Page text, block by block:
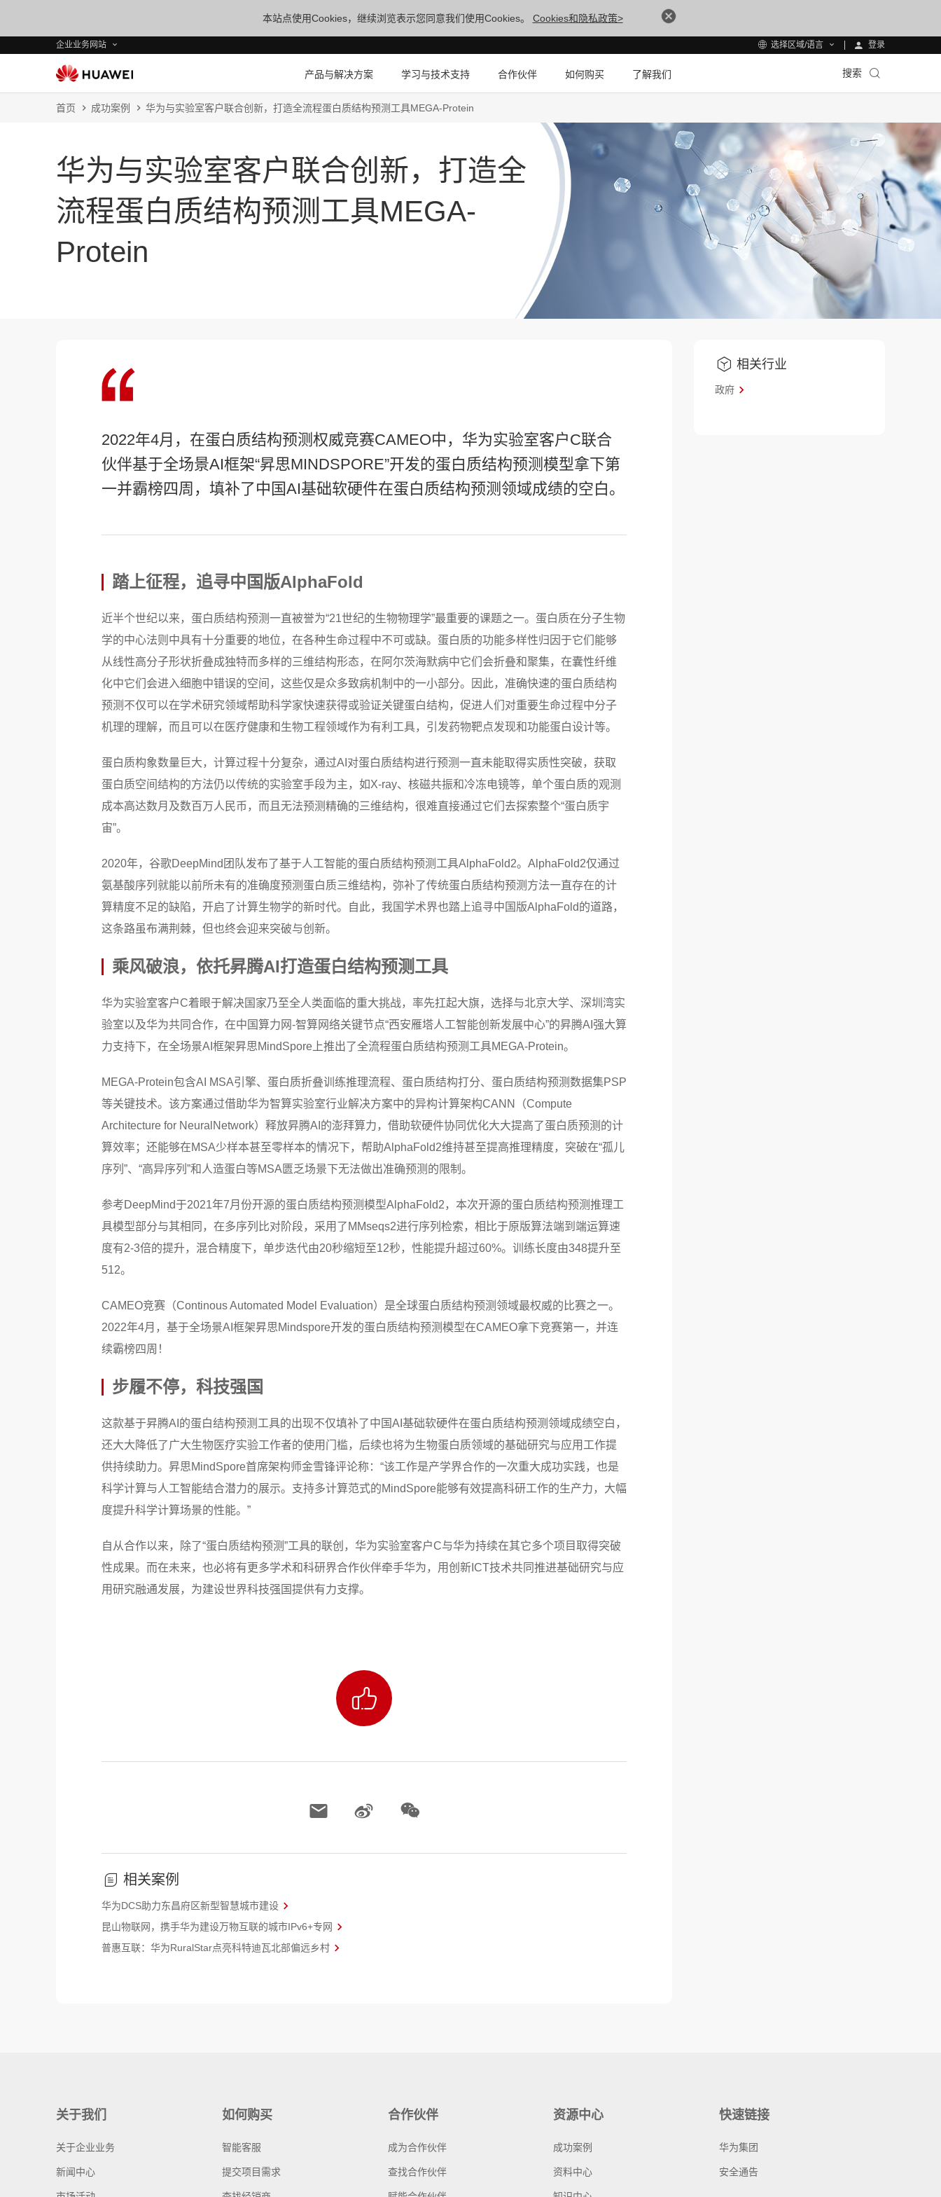
本站点使用Cookies，继续浏览表示您同意我们使用Cookies。 Cookies和隐私政策>
企业业务网站 选择区域/语言 登录
产品与解决方案 学习与技术支持 合作伙伴 如何购买 了解我们 搜索
首页 成功案例 华为与实验室客户联合创新，打造全流程蛋白质结构预测工具MEGA-Protein
华为与实验室客户联合创新，打造全
流程蛋白质结构预测工具MEGA-
Protein
2022年4月，在蛋白质结构预测权威竞赛CAMEO中，华为实验室客户C联合
伙伴基于全场景AI框架“昇思MINDSPORE”开发的蛋白质结构预测模型拿下第
一并霸榜四周，填补了中国AI基础软硬件在蛋白质结构预测领域成绩的空白。
踏上征程，追寻中国版AlphaFold
近半个世纪以来，蛋白质结构预测一直被誉为“21世纪的生物物理学”最重要的课题之一。蛋白质在分子生物
学的中心法则中具有十分重要的地位，在各种生命过程中不可或缺。蛋白质的功能多样性归因于它们能够
从线性高分子形状折叠成独特而多样的三维结构形态，在阿尔茨海默病中它们会折叠和聚集，在囊性纤维
化中它们会进入细胞中错误的空间，这些仅是众多致病机制中的一小部分。因此，准确快速的蛋白质结构
预测不仅可以在学术研究领域帮助科学家快速获得或验证关键蛋白结构，促进人们对重要生命过程中分子
机理的理解，而且可以在医疗健康和生物工程领域作为有利工具，引发药物靶点发现和功能蛋白设计等。
蛋白质构象数量巨大，计算过程十分复杂，通过AI对蛋白质结构进行预测一直未能取得实质性突破，获取
蛋白质空间结构的方法仍以传统的实验室手段为主，如X-ray、核磁共振和冷冻电镜等，单个蛋白质的观测
成本高达数月及数百万人民币，而且无法预测精确的三维结构，很难直接通过它们去探索整个“蛋白质宇
宙”。
2020年，谷歌DeepMind团队发布了基于人工智能的蛋白质结构预测工具AlphaFold2。AlphaFold2仅通过
氨基酸序列就能以前所未有的准确度预测蛋白质三维结构，弥补了传统蛋白质结构预测方法一直存在的计
算精度不足的缺陷，开启了计算生物学的新时代。自此，我国学术界也踏上追寻中国版AlphaFold的道路，
这条路虽布满荆棘，但也终会迎来突破与创新。
乘风破浪，依托昇腾AI打造蛋白结构预测工具
华为实验室客户C着眼于解决国家乃至全人类面临的重大挑战，率先扛起大旗，选择与北京大学、深圳湾实
验室以及华为共同合作，在中国算力网-智算网络关键节点“西安雁塔人工智能创新发展中心”的昇腾AI强大算
力支持下，在全场景AI框架昇思MindSpore上推出了全流程蛋白质结构预测工具MEGA-Protein。
MEGA-Protein包含AI MSA引擎、蛋白质折叠训练推理流程、蛋白质结构打分、蛋白质结构预测数据集PSP
等关键技术。该方案通过借助华为智算实验室行业解决方案中的异构计算架构CANN（Compute
Architecture for NeuralNetwork）释放昇腾AI的澎拜算力，借助软硬件协同优化大大提高了蛋白质预测的计
算效率；还能够在MSA少样本甚至零样本的情况下，帮助AlphaFold2维持甚至提高推理精度，突破在“孤儿
序列”、“高异序列”和人造蛋白等MSA匮乏场景下无法做出准确预测的限制。
参考DeepMind于2021年7月份开源的蛋白质结构预测模型AlphaFold2，本次开源的蛋白质结构预测推理工
具模型部分与其相同，在多序列比对阶段，采用了MMseqs2进行序列检索，相比于原版算法端到端运算速
度有2-3倍的提升，混合精度下，单步迭代由20秒缩短至12秒，性能提升超过60%。训练长度由348提升至
512。
CAMEO竞赛（Continous Automated Model Evaluation）是全球蛋白质结构预测领域最权威的比赛之一。
2022年4月，基于全场景AI框架昇思Mindspore开发的蛋白质结构预测模型在CAMEO拿下竞赛第一，并连
续霸榜四周！
步履不停，科技强国
这款基于昇腾AI的蛋白结构预测工具的出现不仅填补了中国AI基础软硬件在蛋白质结构预测领域成绩空白，
还大大降低了广大生物医疗实验工作者的使用门槛，后续也将为生物蛋白质领域的基础研究与应用工作提
供持续助力。昇思MindSpore首席架构师金雪锋评论称：“该工作是产学界合作的一次重大成功实践，也是
科学计算与人工智能结合潜力的展示。支持多计算范式的MindSpore能够有效提高科研工作的生产力，大幅
度提升科学计算场景的性能。”
自从合作以来，除了“蛋白质结构预测”工具的联创，华为实验室客户C与华为持续在其它多个项目取得突破
性成果。而在未来，也必将有更多学术和科研界合作伙伴牵手华为，用创新ICT技术共同推进基础研究与应
用研究融通发展，为建设世界科技强国提供有力支撑。
相关案例
华为DCS助力东昌府区新型智慧城市建设
昆山物联网，携手华为建设万物互联的城市IPv6+专网
普惠互联：华为RuralStar点亮科特迪瓦北部偏远乡村
相关行业
政府
关于我们
关于企业业务
新闻中心
如何购买
智能客服
提交项目需求
合作伙伴
成为合作伙伴
查找合作伙伴
资源中心
成功案例
资料中心
快速链接
华为集团
安全通告